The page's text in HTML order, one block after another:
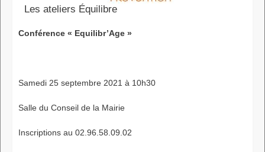
Les ateliers Équilibre
Conférence « Equilibr’Age »
Samedi 25 septembre 2021 à 10h30
Salle du Conseil de la Mairie
Inscriptions au 02.96.58.09.02